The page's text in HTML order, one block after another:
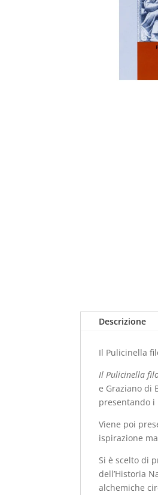
Descrizione
Il Pulicinella
Il Pulicinella
e Graziano di
presentando i
Viene poi
ispirazione
Si è scelto di
dell’Historia
alchemiche